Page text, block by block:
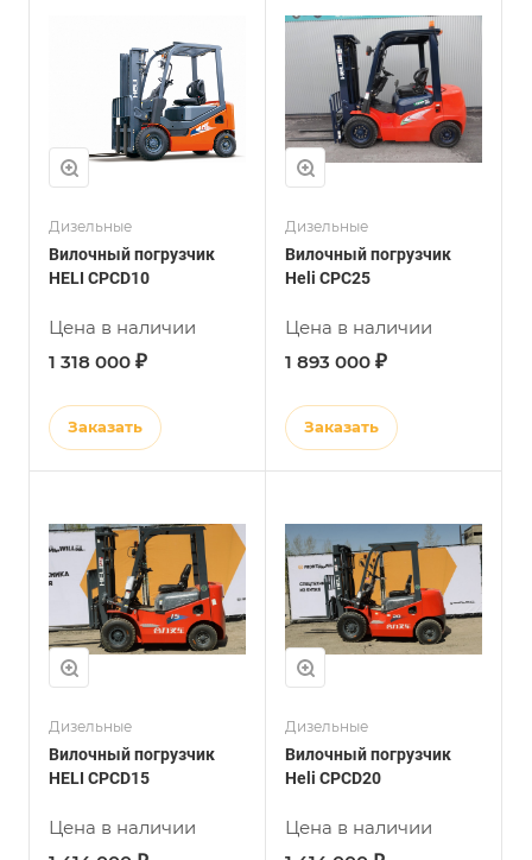
Дизельные
Вилочный погрузчик
HELI CPCD10
Цена в наличии
1 318 000 ₽
Заказать
Дизельные
Вилочный погрузчик
Heli CPC25
Цена в наличии
1 893 000 ₽
Заказать
Дизельные
Вилочный погрузчик
HELI CPCD15
Цена в наличии
Дизельные
Вилочный погрузчик
Heli CPCD20
Цена в наличии